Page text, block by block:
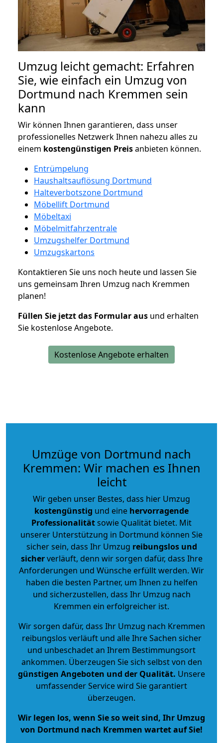
Umzug leicht gemacht: Erfahren
Sie, wie einfach ein Umzug von
Dortmund nach Kremmen sein
kann
Wir können Ihnen garantieren, dass unser
professionelles Netzwerk Ihnen nahezu alles zu
einem kostengünstigen Preisanbieten können.
Entrümpelung
Haushaltsauflösung Dortmund
Halteverbotszone Dortmund
Möbellift Dortmund
Möbeltaxi
Möbelmitfahrzentrale
Umzugshelfer Dortmund
Umzugskartons
Kontaktieren Sie uns noch heute und lassen Sie
uns gemeinsam Ihren Umzug nach Kremmen
planen!
Füllen Sie jetzt das Formular aus und erhalten
Sie kostenlose Angebote.
Kostenlose Angebote erhalten
Umzüge von Dortmund nach
Kremmen: Wir machen es Ihnen
leicht
Wir geben unser Bestes, dass hier Umzug
kostengünstig und eine hervorragende
Professionalitätsowie Qualität bietet. Mit
unserer Unterstützung in Dortmund können Sie
sicher sein, dass Ihr Umzug reibungslos und
sicherverläuft, denn wir sorgen dafür, dass Ihre
Anforderungen und Wünsche erfüllt werden. Wir
haben die besten Partner, um Ihnen zu helfen
und sicherzustellen, dass Ihr Umzug nach
Kremmen ein erfolgreicher ist.
Wir sorgen dafür, dass Ihr Umzug nach Kremmen
reibungslos verläuft und alle Ihre Sachen sicher
und unbeschadet an Ihrem Bestimmungsort
ankommen. Überzeugen Sie sich selbst von den
günstigen Angeboten und der Qualität. Unsere
umfassender Service wird Sie garantiert
überzeugen.
Wir legen los, wenn Sie so weit sind, Ihr Umzug
von Dortmund nach Kremmen wartet auf Sie!